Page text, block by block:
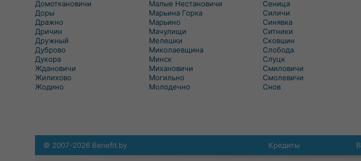
Домоткановичи
Доры
Дражно
Дричин
Дружный
Дуброво
Дукора
Ждановичи
Жилихово
Жодино
Малые Нестановичи
Марьина Горка
Марьино
Мачулищи
Мелешки
Миколаевщина
Минск
Михановичи
Могильно
Молодечно
Сеница
Силичи
Синявка
Ситники
Сковшин
Слобода
Слуцк
Смиловичи
Смолевичи
Снов
Кредиты
© 2007-2026 Benefit.by